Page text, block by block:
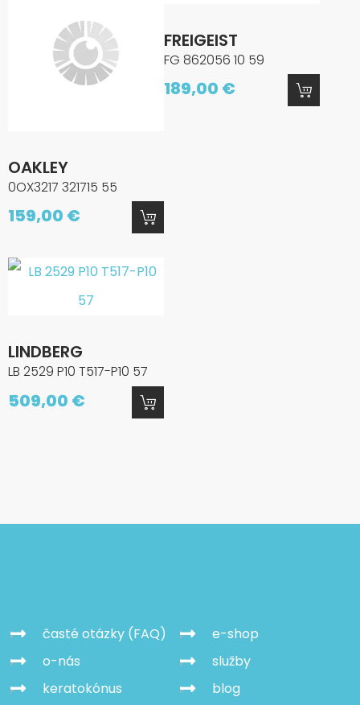
OAKLEY
0OX3217 321715 55
159,00 €
FREIGEIST
FG 862056 10 59
189,00 €
LINDBERG
LB 2529 P10 T517-P10 57
509,00 €
časté otázky (FAQ)
e-shop
o-nás
služby
keratokónus
blog